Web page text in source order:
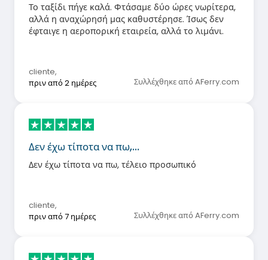
Το ταξίδι πήγε καλά. Φτάσαμε δύο ώρες νωρίτερα,
αλλά η αναχώρησή μας καθυστέρησε. Ίσως δεν
έφταιγε η αεροπορική εταιρεία, αλλά το λιμάνι.
cliente,
πριν από 2 ημέρες
Συλλέχθηκε από AFerry.com
Δεν έχω τίποτα να πω,…
Δεν έχω τίποτα να πω, τέλειο προσωπικό
cliente,
πριν από 7 ημέρες
Συλλέχθηκε από AFerry.com